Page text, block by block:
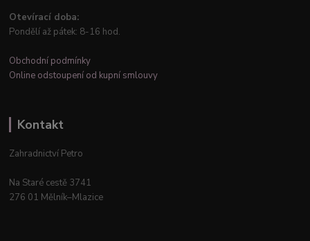
Otevírací doba:
Pondělí až pátek: 8-16 hod.
Obchodní podmínky
Online odstoupení od kupní smlouvy
Kontakt
Zahradnictví Petro
Na Staré cestě 3741
276 01 Mělník–Mlazice